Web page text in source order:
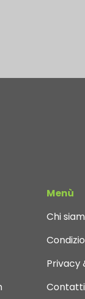
Menù
Chi
Privacy
Contatti